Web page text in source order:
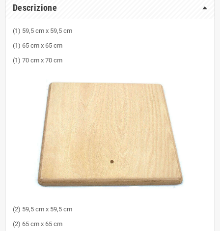
Descrizione
(1) 59,5 cm x 59,5 cm
(1) 65 cm x 65 cm
(1) 70 cm x 70 cm
(2) 59,5 cm x 59,5 cm
(2) 65 cm x 65 cm